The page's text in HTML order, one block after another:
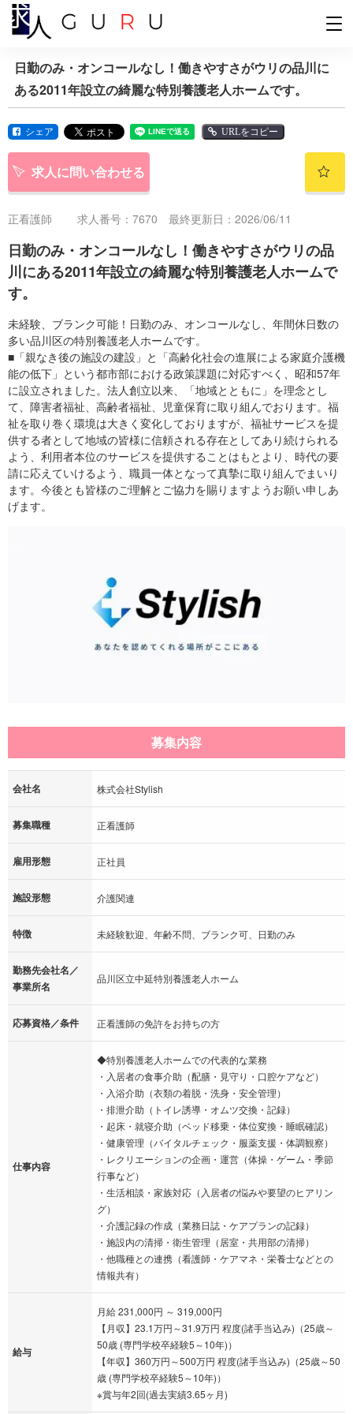
日勤のみ・オンコールなし！働きやすさがウリの品川に
ある2011年設立の綺麗な特別養護老人ホームです。
シェア URLをコピー
求人に問い合わせる
正看護師 求人番号：7670 最終更新日：2026/06/11
日勤のみ・オンコールなし！働きやすさがウリの品
川にある2011年設立の綺麗な特別養護老人ホームで
す。
未経験、ブランク可能！日勤のみ、オンコールなし、年間休日数の
多い品川区の特別養護老人ホームです。
■「親なき後の施設の建設」と「高齢化社会の進展による家庭介護機
能の低下」という都市部における政策課題に対応すべく、昭和57年
に設立されました。法人創立以来、「地域とともに」を理念とし
て、障害者福祉、高齢者福祉、児童保育に取り組んでおります。福
祉を取り巻く環境は大きく変化しておりますが、福祉サービスを提
供する者として地域の皆様に信頼される存在としてあり続けられる
よう、利用者本位のサービスを提供することはもとより、時代の要
請に応えていけるよう、職員一体となって真摯に取り組んでまいり
ます。今後とも皆様のご理解とご協力を賜りますようお願い申しあ
げます。
募集内容
会社名 株式会社Stylish
募集職種 正看護師
雇用形態 正社員
施設形態 介護関連
特徴 未経験歓迎、年齢不問、ブランク可、日勤のみ
勤務先会社名／
事業所名
品川区立中延特別養護老人ホーム
応募資格／条件 正看護師の免許をお持ちの方
仕事内容
◆特別養護老人ホームでの代表的な業務
・入居者の食事介助（配膳・見守り・口腔ケアなど）
・入浴介助（衣類の着脱・洗身・安全管理）
・排泄介助（トイレ誘導・オムツ交換・記録）
・起床・就寝介助（ベッド移乗・体位変換・睡眠確認）
・健康管理（バイタルチェック・服薬支援・体調観察）
・レクリエーションの企画・運営（体操・ゲーム・季節
行事など）
・生活相談・家族対応（入居者の悩みや要望のヒアリン
グ）
・介護記録の作成（業務日誌・ケアプランの記録）
・施設内の清掃・衛生管理（居室・共用部の清掃）
・他職種との連携（看護師・ケアマネ・栄養士などとの
情報共有）
給与
月給 231,000円 ～ 319,000円
【月収】23.1万円～31.9万円 程度(諸手当込み)（25歳～
50歳 (専門学校卒経験5～10年)）
【年収】360万円～500万円 程度(諸手当込み)（25歳～50
歳 (専門学校卒経験5～10年)）
※賞与年2回(過去実績3.65ヶ月)